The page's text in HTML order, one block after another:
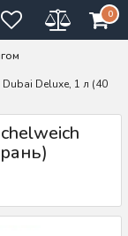
0
Deluxe, 1 л (40